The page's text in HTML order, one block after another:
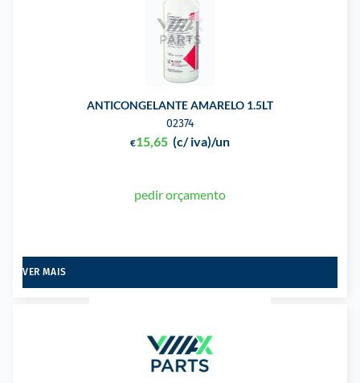
ANTICONGELANTE AMARELO 1.5LT
02374
€15,65 (c/ iva)/un
pedir orçamento
VER MAIS